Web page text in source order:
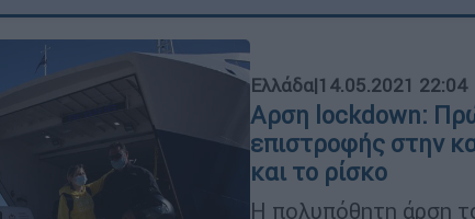
Ελλάδα|14.05.2021 22:04
Αρση lockdown:
επιστροφής στην
και το ρίσκο
H πολυπόθητη άρση